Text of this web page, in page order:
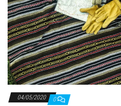
04/05/2020 0